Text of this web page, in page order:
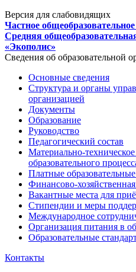
Версия для слабовидящих
Частное
Средняя
«Экополис»
Сведения об образовательной
Основные сведения
Структура и органы
организацией
Документы
Образование
Руководство
Педагогический состав
Материально-
образовательного
Платные
Финансово-хозяйственная
Вакантные места для
Стипендии и меры
Международное
Организация питания в
Образовательные
Контакты